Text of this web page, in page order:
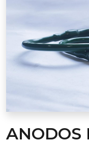
ANODOS